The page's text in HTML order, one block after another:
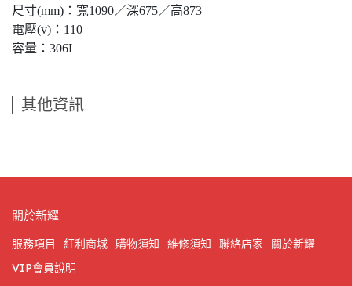
尺寸(mm)：寬1090／深675／高873
電壓(v)：110
容量：306L
其他資訊
關於新耀
服務項目 紅利商城 購物須知 維修須知 聯絡店家
關於新耀
VIP會員說明